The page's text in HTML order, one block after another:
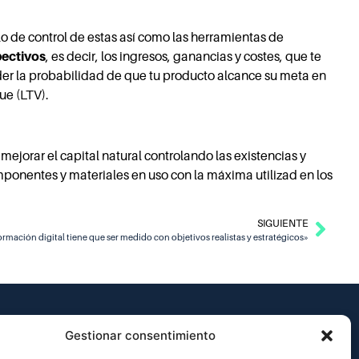
Gestionar consentimiento
de control de estas así como las herramientas de
, es decir, los ingresos, ganancias y costes, que te
la probabilidad de que tu producto alcance su meta en
(LTV).
el capital natural controlando las existencias y
y materiales en uso con la máxima utilizad en los
SIGUIENTE
digital tiene que ser medido con objetivos realistas y estratégicos»
Jaume I – Av. Vicent Sos Baynat, s/n